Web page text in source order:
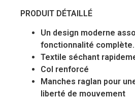
PRODUIT DÉTAILLÉ
Un design moderne
fonctionnalité complète.
Textile séchant
Col renforcé
Manches raglan pour
liberté de mouvement